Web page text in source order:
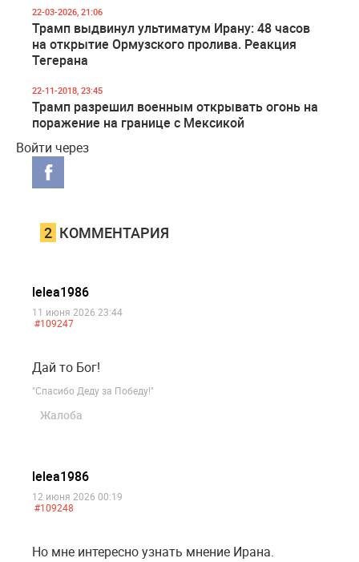
22-03-2026, 21:06
Трамп выдвинул ультиматум Ирану: 48 часов
на открытие Ормузского пролива. Реакция
Тегерана
22-11-2018, 23:45
Трамп разрешил военным открывать огонь на
поражение на границе с Мексикой
Войти через
2 КОММЕНТАРИЯ
lelea1986
11 июня 2026 23:44
#109247
Дай то Бог!
"Спасибо Деду за Победу!"
Жалоба
lelea1986
12 июня 2026 00:19
#109248
Но мне интересно узнать мнение Ирана.